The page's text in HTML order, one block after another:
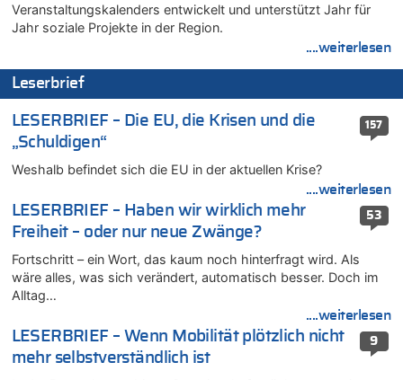
05.08.2026 - 16:51 von Chips zu
Es gibt mmer mehr Fälle von Fahrerflucht in Belgien –
Fußgänger und Radfahrer sind die häufigsten Opfer
05.08.2026 - 16:47 von Hugo Egon Bernhard von Sinnen zu
05.08.2026 - 16:44 von JoKrings zu
Zweite Hitzewelle in diesem Sommer ist jetzt amtlich
05.08.2026 - 16:14 von Patrick zu
Viktor Orban warnt Belgien kurz vor dem EU-Gipfel vor einem
05.08.2026 - 16:08 von Politiker zu
Warum die Waldbrände in Frankreich und Spanien Rekorde
brechen [Fragen & Antworten]
05.08.2026 - 15:59 von JoKrings zu
Wie kam es zur Ceuta-Krise?
05.08.2026 - 14:38 von Beatrice Schins zu
Auf Europa ist mal wieder Verlass [Zwischenruf]
Veranstaltungskalenders entwickelt und unterstützt Jahr für
Jahr soziale Projekte in der Region.
....weiterlesen
Leserbrief
157
LESERBRIEF – Die EU, die Krisen und die
„Schuldigen“
Weshalb befindet sich die EU in der aktuellen Krise?
....weiterlesen
53
LESERBRIEF – Haben wir wirklich mehr
Freiheit – oder nur neue Zwänge?
Fortschritt – ein Wort, das kaum noch hinterfragt wird. Als
wäre alles, was sich verändert, automatisch besser. Doch im
Alltag…
....weiterlesen
9
LESERBRIEF – Wenn Mobilität plötzlich nicht
mehr selbstverständlich ist